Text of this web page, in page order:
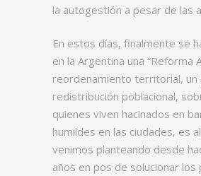
la autogestión a pesar de las
En estos días, finalmente se
en la Argentina una “Reforma
reordenamiento territorial, un
redistribución poblacional,
quienes viven hacinados en
humildes en las ciudades, es
venimos planteando desde
años en pos de solucionar los